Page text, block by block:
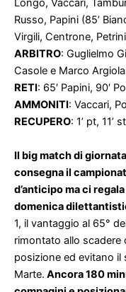
Longo, Vaccari,
Russo, Papini (85’
Virgili, Centrone,
ARBITRO: Guglielmo
Casole e Marco
RETI: 65′ Papini, 90′
AMMONITI: Vaccari,
RECUPERO: 1’ pt, 11’
Il big match di
consegna il
d’anticipo ma ci
domenica
1, il vantaggio al 65°
rimontato allo scadere
posizione ed evitano
Marte. Ancora 180